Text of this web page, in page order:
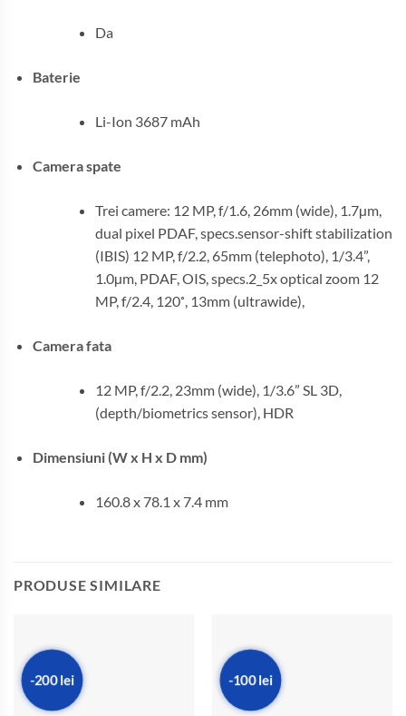
Da
Baterie
Li-Ion 3687 mAh
Camera spate
Trei camere: 12 MP, f/1.6, 26mm (wide), 1.7µm,
dual pixel PDAF, specs.sensor-shift stabilization
(IBIS) 12 MP, f/2.2, 65mm (telephoto), 1/3.4”,
1.0µm, PDAF, OIS, specs.2_5x optical zoom 12
MP, f/2.4, 120˚, 13mm (ultrawide),
Camera fata
12 MP, f/2.2, 23mm (wide), 1/3.6” SL 3D,
(depth/biometrics sensor), HDR
Dimensiuni (W x H x D mm)
160.8 x 78.1 x 7.4 mm
PRODUSE SIMILARE
-200 lei -100 lei